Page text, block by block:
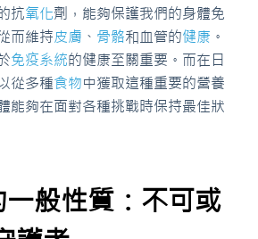
抗氧化劑，能夠保護我們的身體免
而維持皮膚 、 骨骼和血管的健康 。
免疫系統的健康至關重要。而在日
從多種食物中獲取這種重要的營養
能夠在面對各種挑戰時保持最佳狀
一般性質：不可或